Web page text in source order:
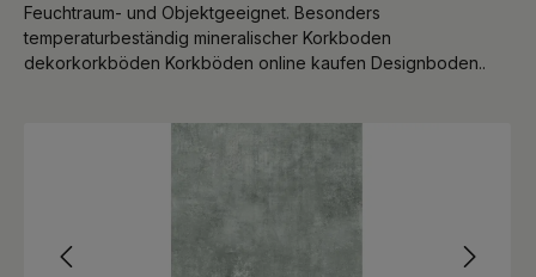
Feuchtraum- und Objektgeeignet. Besonders
temperaturbeständig mineralischer Korkboden
dekorkorkböden Korkböden online kaufen Designboden..